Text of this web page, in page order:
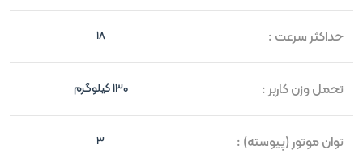
حداکثر سرعت : 18
تحمل وزن کاربر : 130 کیلوگرم
توان موتور (پیوسته) : 3